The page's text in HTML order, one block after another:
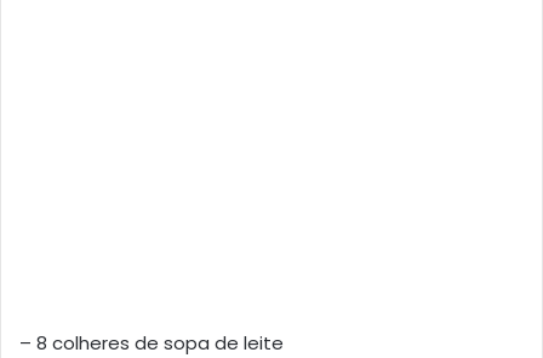
– 8 colheres de sopa de leite